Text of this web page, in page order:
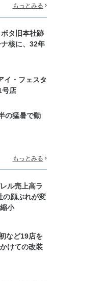
もっとみる
タ旧本社跡
核に、32年
イ・フェスタ
号店
の猛暑で動
もっとみる
ル売上高ラ
顔ぶれが変
小
など19店を
けての改装